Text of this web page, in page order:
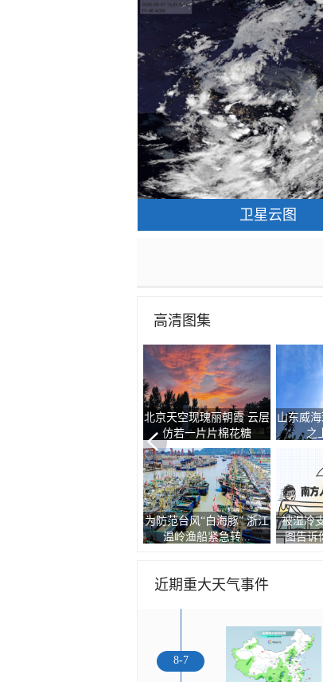
卫星云图
高清图集
北京天空现瑰丽朝霞 云层
仿若一片片棉花糖
山东威
之
为防范台风“白海豚” 浙江
温岭渔船紧急转...
被湿冷
图告诉
近期重大天气事件
8-7